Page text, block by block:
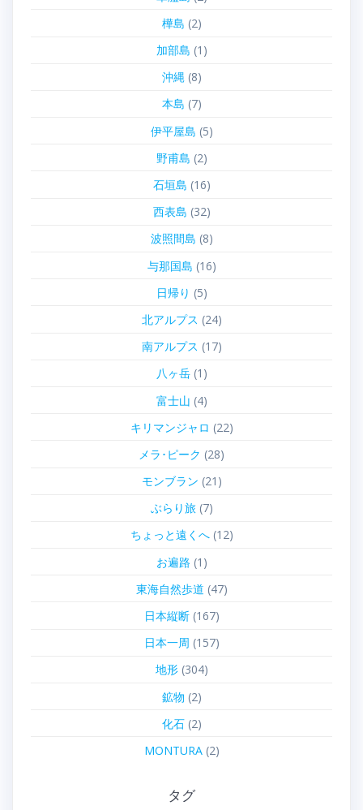
樺島 (2)
加部島 (1)
沖縄(8)
本島 (7)
伊平屋島 (5)
野甫島 (2)
石垣島 (16)
西表島 (32)
波照間島 (8)
与那国島 (16)
日帰り (5)
北アルプス (24)
南アルプス (17)
八ヶ岳(1)
富士山 (4)
キリマンジャロ (22)
メラ･ピーク (28)
モンブラン (21)
ぶらり旅(7)
ちょっと遠くへ(12)
お遍路 (1)
東海自然歩道 (47)
日本縦断(167)
日本一周 (157)
地形(304)
鉱物 (2)
化石(2)
MONTURA(2)
タグ